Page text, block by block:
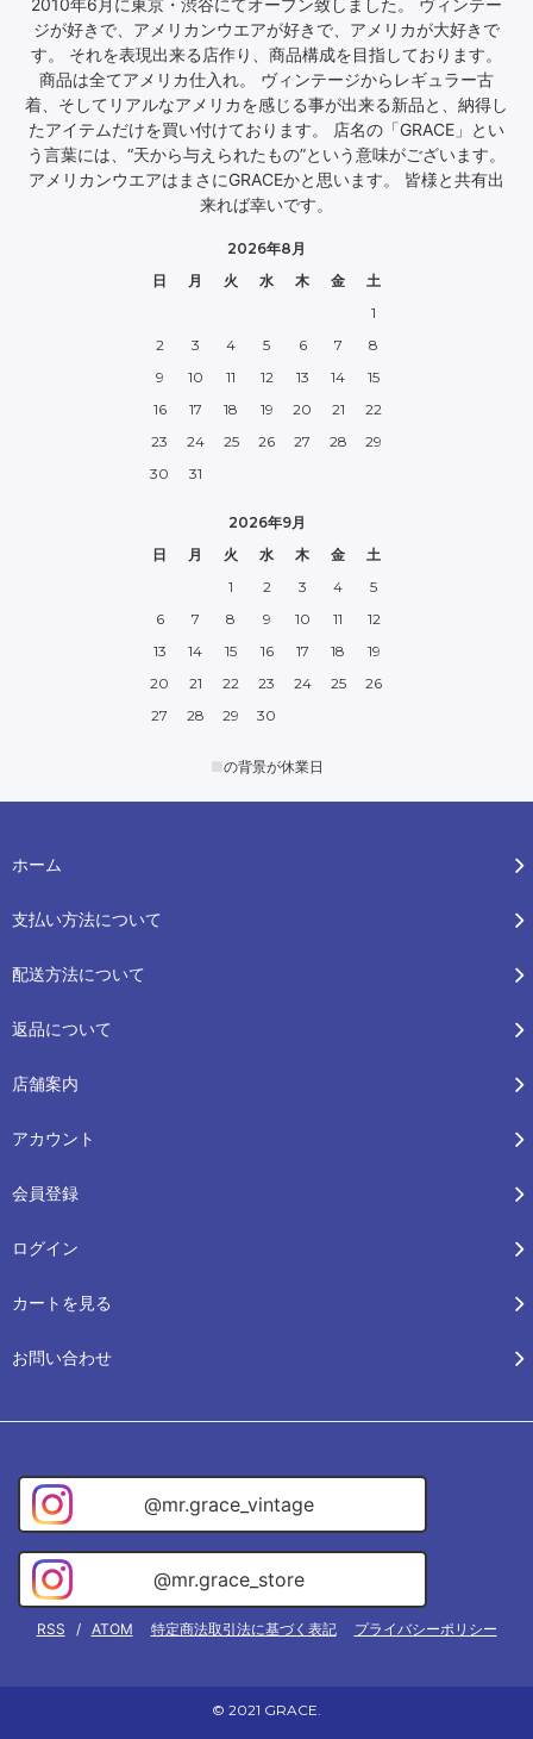
2010年6月に東京・渋谷にてオープン致しました。 ヴィンテー
ジが好きで、アメリカンウエアが好きで、アメリカが大好きで
す。 それを表現出来る店作り、商品構成を目指しております。
商品は全てアメリカ仕入れ。 ヴィンテージからレギュラー古
着、そしてリアルなアメリカを感じる事が出来る新品と、納得し
たアイテムだけを買い付けております。 店名の「GRACE」とい
う言葉には、“天から与えられたもの”という意味がございます。
アメリカンウエアはまさにGRACEかと思います。 皆様と共有出
来れば幸いです。
2026年8月
日
月 火 水 木 金
土
1
2
3 4 5 6 7
8
9
10 11 12 13 14
15
16
17 18 19 20 21
22
23
24 25 26 27 28
29
30
31
2026年9月
日
月 火 水 木 金
土
1
2 3 4
5
6
7 8 9 10 11
12
13
14 15 16 17 18
19
20
21 22 23 24 25
26
27
28 29 30
■の背景が休業日
ホーム
支払い方法について
配送方法について
返品について
店舗案内
アカウント
会員登録
ログイン
カートを見る
お問い合わせ
@mr.grace_vintage
@mr.grace_store
RSS / ATOM 特定商法取引法に基づく表記 プライバシーポリシー
© 2021 GRACE.